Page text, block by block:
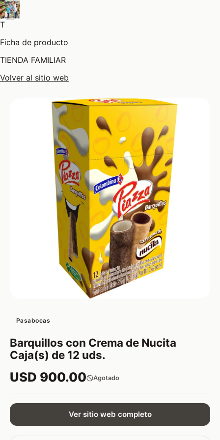
T
Ficha de producto
TIENDA FAMILIAR
Volver al sitio web
Pasabocas
Barquillos con Crema de Nucita
Caja(s) de 12 uds.
USD 900.00 Agotado
Ver sitio web completo